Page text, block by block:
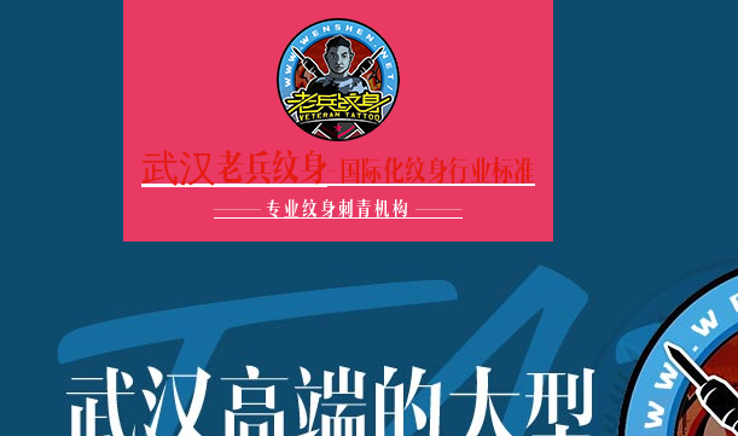
武汉老兵纹身-国际化纹身行业标准
——— 专业纹身刺青机构 ———